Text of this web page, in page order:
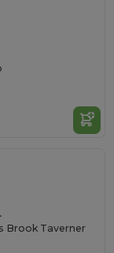
Brook Taverner